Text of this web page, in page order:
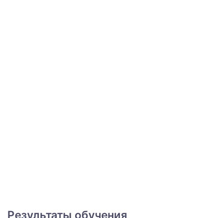
Результаты обучения